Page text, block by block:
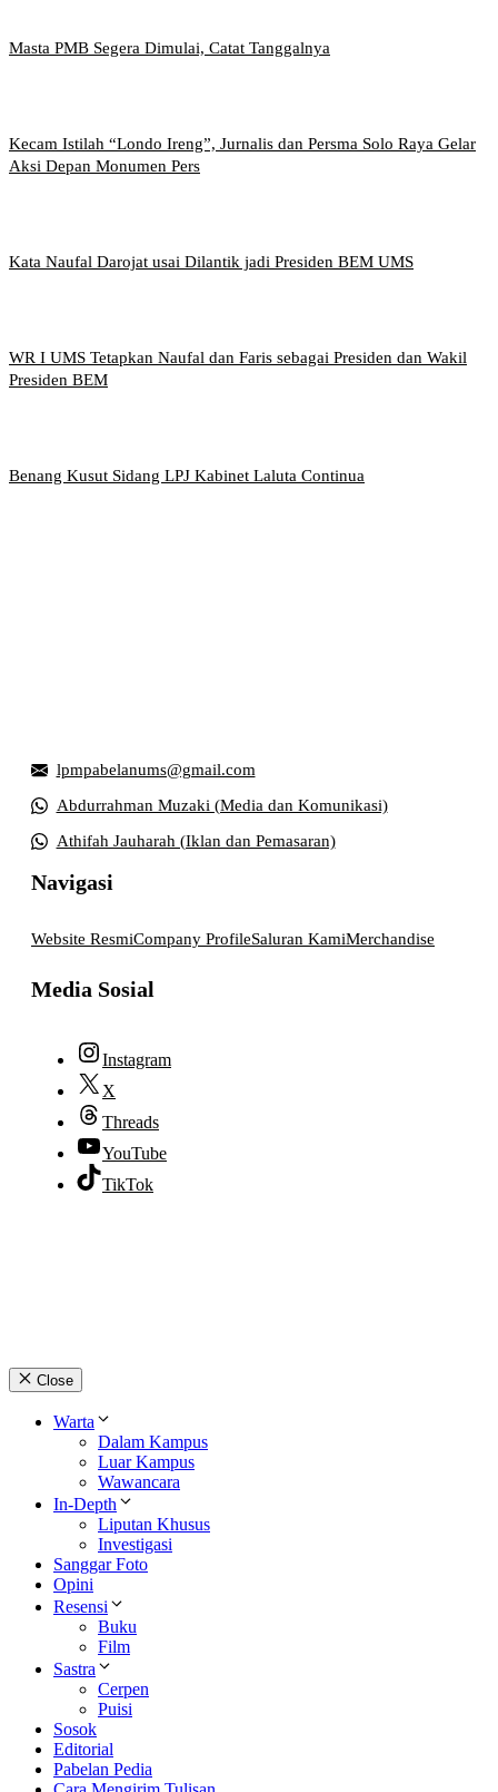
Masta PMB Segera Dimulai, Catat Tanggalnya
Kecam Istilah “Londo Ireng”, Jurnalis dan Persma Solo Raya Gelar
Aksi Depan Monumen Pers
Kata Naufal Darojat usai Dilantik jadi Presiden BEM UMS
WR I UMS Tetapkan Naufal dan Faris sebagai Presiden dan Wakil
Presiden BEM
Benang Kusut Sidang LPJ Kabinet Laluta Continua
lpmpabelanums@gmail.com
Abdurrahman Muzaki (Media dan Komunikasi)
Athifah Jauharah (Iklan dan Pemasaran)
Navigasi
Website ResmiCompany ProfileSaluran KamiMerchandise
Media Sosial
Instagram
X
Threads
YouTube
TikTok
Close
Warta
Dalam Kampus
Luar Kampus
Wawancara
In-Depth
Liputan Khusus
Investigasi
Sanggar Foto
Opini
Resensi
Buku
Film
Sastra
Cerpen
Puisi
Sosok
Editorial
Pabelan Pedia